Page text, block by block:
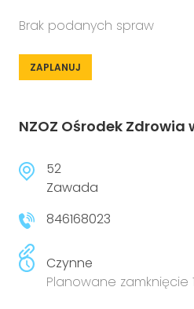
Brak podanych spraw
ZAPLANUJ
NZOZ Ośrodek Zdrowia
52
Zawada
846168023
Czynne
Planowane zamknięcie